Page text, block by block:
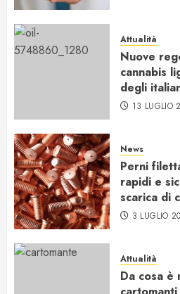
Attualità
Nuove
cannabis
degli
13 LUGLIO
News
Perni
rapidi e
scarica di
3 LUGLIO
Attualità
Da cosa è